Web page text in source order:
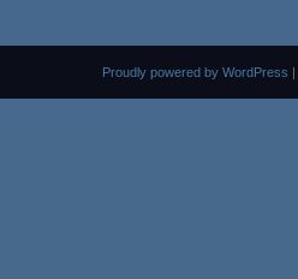
Proudly powered by WordPress |